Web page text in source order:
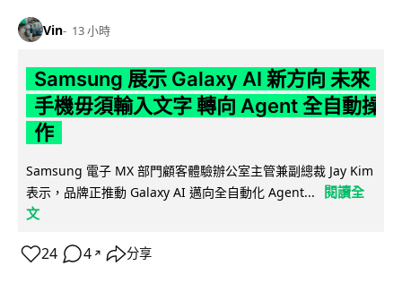
Vin 13 小時
Samsung 展示 Galaxy AI 新方向 未來
手機毋須輸入文字 轉向 Agent 全自動操
作
Samsung 電子 MX 部門顧客體驗辦公室主管兼副總裁 Jay Kim
表示，品牌正推動 Galaxy AI 邁向全自動化 Agent...
閱讀全
文
24 4 ↗ 分享